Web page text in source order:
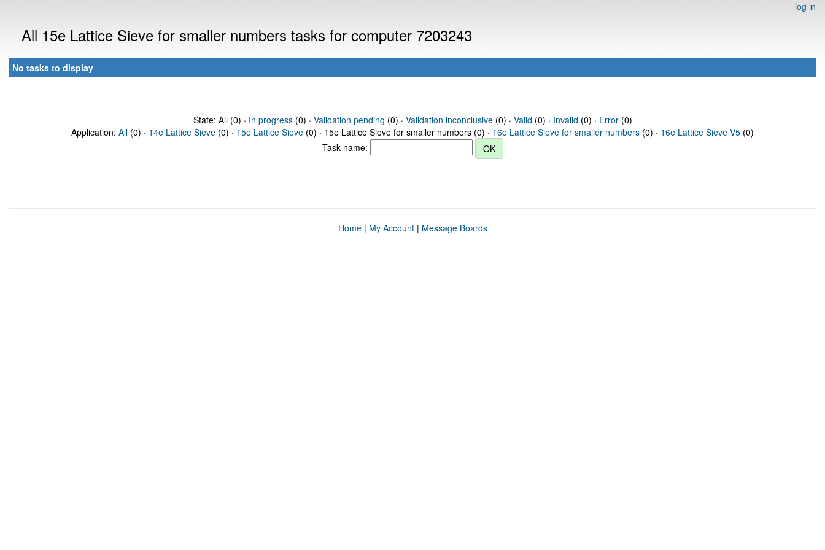
log in
All 15e Lattice Sieve for smaller numbers tasks for computer 7203243
No tasks to display
State: All (0) · In progress(0) · Validation pending (0) · Validation inconclusive(0) · Valid (0) · Invalid (0) · Error(0)
Application: All (0) · 14e Lattice Sieve (0) · 15e Lattice Sieve (0) · 15e Lattice Sieve for smaller numbers (0) · 16e Lattice Sieve for smaller numbers (0) · 16e Lattice Sieve V5 (0)
Task name:
Home| My Account| Message Boards